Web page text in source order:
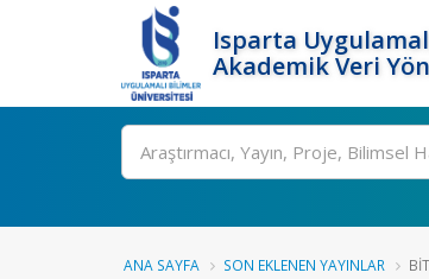
Isparta
Akademik Veri
Ara
ANA SAYFA SON EKLENEN YAYINLAR